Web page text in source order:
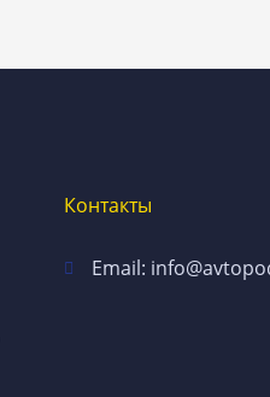
Контакты
Email: